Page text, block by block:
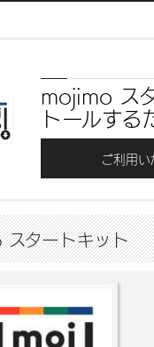
mojimo ス
トールす
ご利用
タートキット